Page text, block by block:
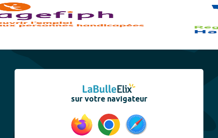
sur votre navigateur